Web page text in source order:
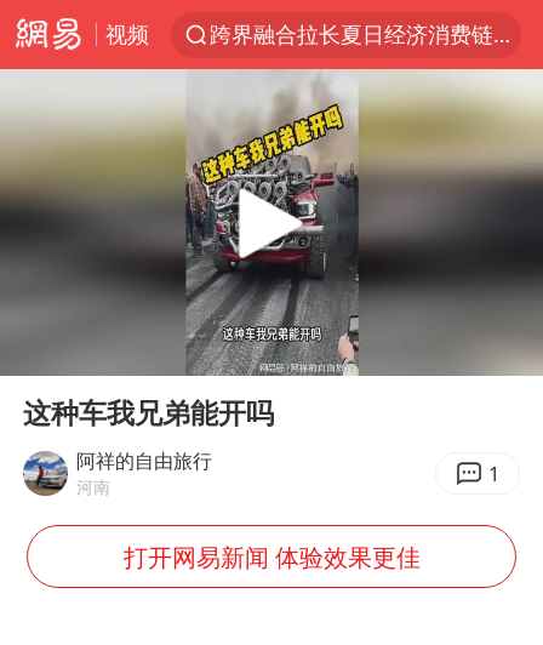
视频
跨界融合拉长夏日经济消费链条
“白海豚”逼近浙闽沿海
“伊斯兰版北约”出现
外国游客的“中国游三件套”火了
上海大部迎大暴雨
以军士兵把枪口对准中国记者
白海豚在海上打了个结
2026年7月份居民消费价格同比上涨0.5%
方桃子代言广告视频已下架
谢霆锋演唱会隔空祝王菲生日快乐
WTT横滨冠军赛女单四强国乒占三席
Play
这种车我兄弟能开吗
阿祥的自由旅行
河南 1
打开网易新闻 体验效果更佳